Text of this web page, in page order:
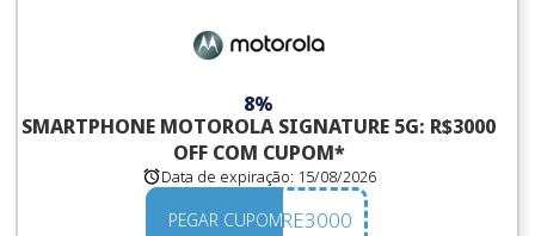
8%
SMARTPHONE MOTOROLA SIGNATURE 5G: R$3000
OFF COM CUPOM*
Data de expiração: 15/08/2026
PEGAR CUPOM
SIGNATURE3000